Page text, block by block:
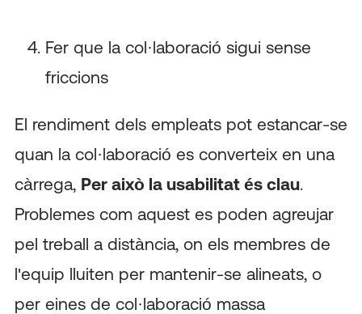
Fer que la col·laboració sigui sense
friccions
El rendiment dels empleats pot estancar-se
quan la col·laboració es converteix en una
càrrega, Per això la usabilitat és clau.
Problemes com aquest es poden agreujar
pel treball a distància, on els membres de
l'equip lluiten per mantenir-se alineats, o
per eines de col·laboració massa